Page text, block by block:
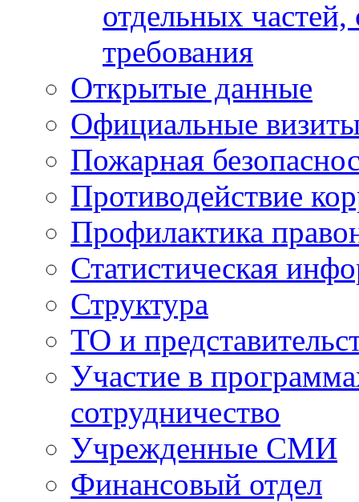
отдельных
требования
Открытые данные
Официальные
Пожарная
Противодействие
Профилактика
Статистическая
Структура
ТО и
Участие в
сотрудничество
Учрежденные СМИ
Финансовый отдел